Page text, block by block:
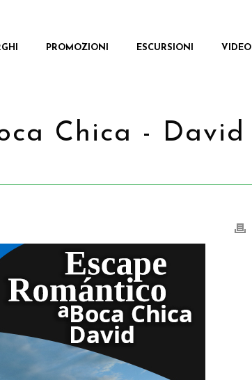
PROMOZIONI ESCURSIONI VIDEO
Chica - David